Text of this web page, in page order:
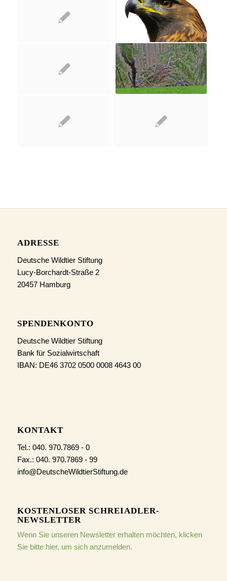
ADRESSE
Deutsche Wildtier Stiftung
Lucy-Borchardt-Straße 2
20457 Hamburg
SPENDENKONTO
Deutsche Wildtier Stiftung
Bank für Sozialwirtschaft
IBAN: DE46 3702 0500 0008 4643 00
KONTAKT
Tel.: 040. 970.7869 - 0
Fax.: 040. 970.7869 - 99
info@DeutscheWildtierStiftung.de
KOSTENLOSER SCHREIADLER-
NEWSLETTER
Wenn Sie unseren Newsletter erhalten möchten, klicken
Sie bitte hier, um sich anzumelden.